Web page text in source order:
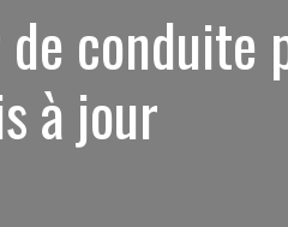
conduite
à jour